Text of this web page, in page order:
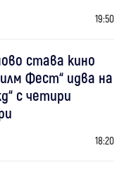
19:50
става кино
Фест“ идва на
с четири
18:20